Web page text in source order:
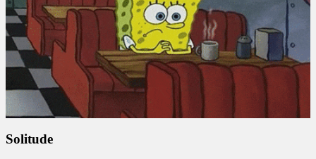
Solitude